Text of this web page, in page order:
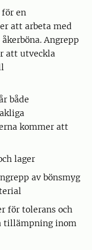
för en
att arbeta med
Angrepp
att utveckla
både
kommer att
lager
av bönsmyg
för tolerans och
tillämpning inom